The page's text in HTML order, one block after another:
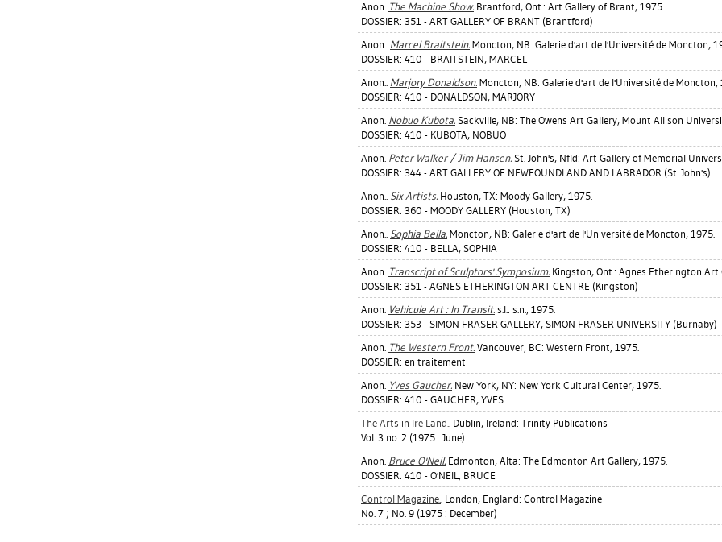
Anon. The Machine Show. Brantford, Ont.: Art Gallery of Brant, 1975.
DOSSIER: 351 - ART GALLERY OF BRANT (Brantford)
Anon.. Marcel Braitstein. Moncton, NB: Galerie d'art de l'Université de Moncton,
DOSSIER: 410 - BRAITSTEIN, MARCEL
Anon.. Marjory Donaldson. Moncton, NB: Galerie d'art de l'Université de Moncton,
DOSSIER: 410 - DONALDSON, MARJORY
Anon. Nobuo Kubota. Sackville, NB: The Owens Art Gallery, Mount Allison
DOSSIER: 410 - KUBOTA, NOBUO
Anon. Peter Walker / Jim Hansen. St. John's, Nfld: Art Gallery of Memorial
DOSSIER: 344 - ART GALLERY OF NEWFOUNDLAND AND LABRADOR (St. John's)
Anon.. Six Artists. Houston, TX: Moody Gallery, 1975.
DOSSIER: 360 - MOODY GALLERY (Houston, TX)
Anon.. Sophia Bella. Moncton, NB: Galerie d'art de l'Université de Moncton, 1975.
DOSSIER: 410 - BELLA, SOPHIA
Anon. Transcript of Sculptors' Symposium. Kingston, Ont.: Agnes Etherington Art
DOSSIER: 351 - AGNES ETHERINGTON ART CENTRE (Kingston)
Anon. Vehicule Art : In Transit. s.l.: s.n., 1975.
DOSSIER: 353 - SIMON FRASER GALLERY, SIMON FRASER UNIVERSITY (Burnaby)
Anon. The Western Front. Vancouver, BC: Western Front, 1975.
DOSSIER: en traitement
Anon. Yves Gaucher. New York, NY: New York Cultural Center, 1975.
DOSSIER: 410 - GAUCHER, YVES
The Arts in Ire Land.. Dublin, Ireland: Trinity Publications
Vol. 3 no. 2 (1975 : June)
Anon. Bruce O'Neil. Edmonton, Alta: The Edmonton Art Gallery, 1975.
DOSSIER: 410 - O'NEIL, BRUCE
Control Magazine.. London, England: Control Magazine
No. 7 ; No. 9 (1975 : December)